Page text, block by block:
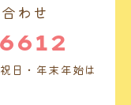
わせ
日・年末年始は